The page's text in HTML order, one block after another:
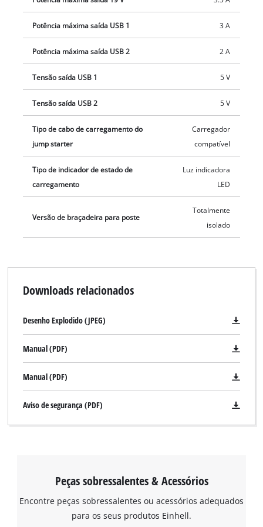
Precisamos do seu consentimento para
Dell, HP, IBM, Lenovo, Toshiba, Sony, Samsung, Acer, Asus,
Fujitsu, NEC, etc.), bem como um cabo de rede de
carregamento de 230 V. Para guardar de forma segura e
prática o aparelho e os acessórios é fornecida uma bolsa de
proteção e arrumação.
Potência máxima saída USB 1 3 A
Potência máxima saída USB 2 2 A
Tensão saída USB 1 5 V
Tensão saída USB 2 5 V
Tipo de cabo de carregamento do
jump starter
Carregador
compatível
Tipo de indicador de estado de
carregamento
Luz indicadora
LED
Versão de braçadeira para poste
Totalmente
isolado
Downloads relacionados
Desenho Explodido (JPEG)
Manual (PDF)
Manual (PDF)
Aviso de segurança (PDF)
Peças sobressalentes & Acessórios
Encontre peças sobressalentes ou acessórios adequados
para os seus produtos Einhell.